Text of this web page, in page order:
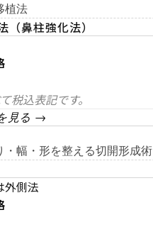
植法
（鼻柱強化法）
税込表記です。
見る →
・幅・形を整える切開形成術
外側法